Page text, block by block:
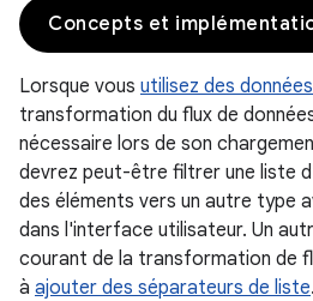
Lorsque vous utilisez des
transformation du flux de
nécessaire lors de son
devrez peut-être filtrer une liste
des éléments vers un autre type
dans l'interface utilisateur. Un
courant de la transformation de
à ajouter des séparateurs de liste.